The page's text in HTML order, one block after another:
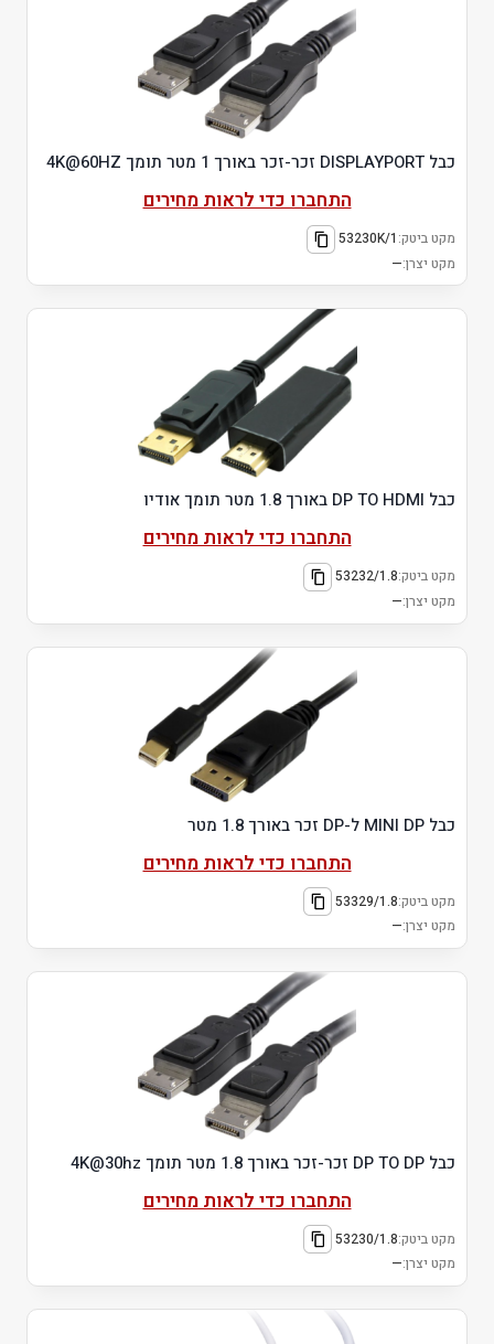
כבל DISPLAYPORT זכר-זכר באורך 1 מטר תומך 4K@60HZ
התחברו כדי לראות מחירים
מקט ביטק: 53230K/1
מקט יצרן:—
כבל DP TO HDMI באורך 1.8 מטר תומך אודיו
התחברו כדי לראות מחירים
מקט ביטק:53232/1.8
מקט יצרן:—
כבל MINI DP ל-DP זכר באורך 1.8 מטר
התחברו כדי לראות מחירים
מקט ביטק:53329/1.8
מקט יצרן:—
כבל DP TO DP זכר-זכר באורך 1.8 מטר תומך 4K@30hz
התחברו כדי לראות מחירים
מקט ביטק:53230/1.8
מקט יצרן:—